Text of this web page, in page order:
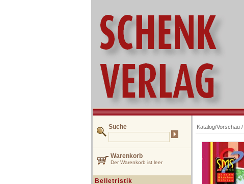
Suche
Warenkorb
Der Warenkorb ist leer
Belletristik
Katalog/Vorschau /